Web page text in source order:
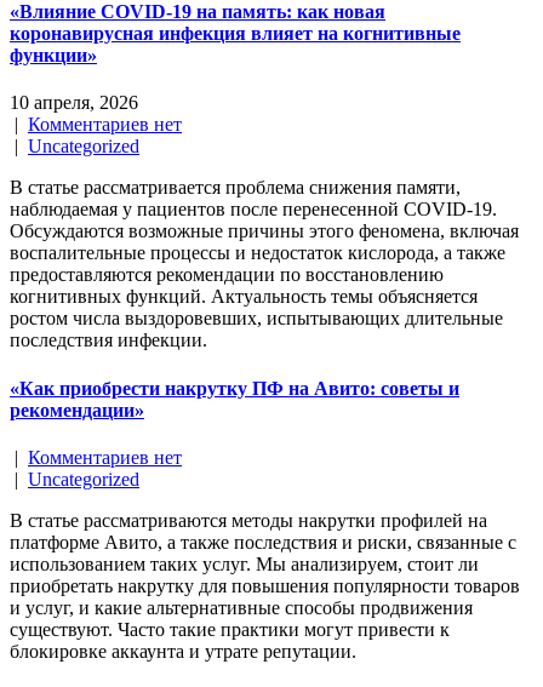
«Влияние COVID-19 на память: как новая
коронавирусная инфекция влияет на когнитивные
функции»
10 апреля, 2026
| Комментариев нет
| Uncategorized
В статье рассматривается проблема снижения памяти,
наблюдаемая у пациентов после перенесенной COVID-19.
Обсуждаются возможные причины этого феномена, включая
воспалительные процессы и недостаток кислорода, а также
предоставляются рекомендации по восстановлению
когнитивных функций. Актуальность темы объясняется
ростом числа выздоровевших, испытывающих длительные
последствия инфекции.
«Как приобрести накрутку ПФ на Авито: советы и
рекомендации»
| Комментариев нет
| Uncategorized
В статье рассматриваются методы накрутки профилей на
платформе Авито, а также последствия и риски, связанные с
использованием таких услуг. Мы анализируем, стоит ли
приобретать накрутку для повышения популярности товаров
и услуг, и какие альтернативные способы продвижения
существуют. Часто такие практики могут привести к
блокировке аккаунта и утрате репутации.